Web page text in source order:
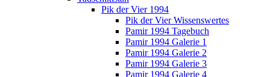
Pik der Vier 1994
Pik der Vier Wissenswertes
Pamir 1994 Tagebuch
Pamir 1994 Galerie 1
Pamir 1994 Galerie 2
Pamir 1994 Galerie 3
Pamir 1994 Galerie 4